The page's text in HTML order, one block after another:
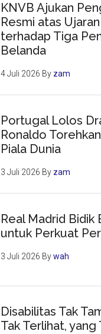
KNVB Ajukan
Resmi atas
terhadap Tiga
Belanda
4 Juli 2026 By zam
Portugal Lolos
Ronaldo
Piala Dunia
3 Juli 2026 By zam
Real Madrid Bidik
untuk Perkuat
3 Juli 2026 Bywah
Disabilitas Tak
Tak Terlihat, yang